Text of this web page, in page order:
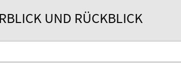
UND RÜCKBLICK